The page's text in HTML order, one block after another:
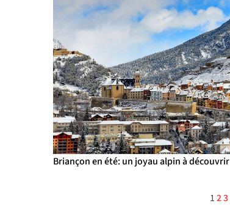
Briançon en été: un joyau alpin à découvrir
123